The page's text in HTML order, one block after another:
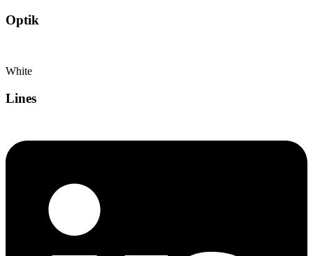
Optik
White
Lines